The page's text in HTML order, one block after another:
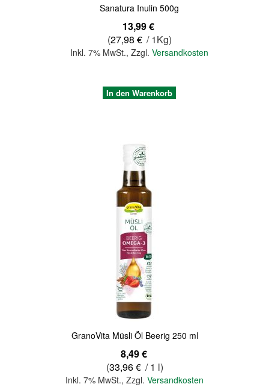
Sanatura Inulin 500g
13,99 €
(27,98 € / 1Kg)
Inkl. 7% MwSt.,Zzgl.Versandkosten
In den Warenkorb
GranoVita Müsli Öl Beerig 250 ml
8,49 €
(33,96 € / 1 l)
Inkl. 7% MwSt., Zzgl. Versandkosten